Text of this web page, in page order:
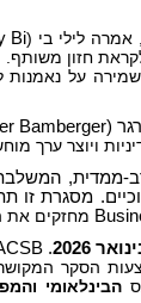
לילי בי (Bi
חזון משותף.
על נאמנות
(
Bamberger
ויוצר ערך
המשלבת
מסגרת זו
מחזקים
.
הסקר
הבינלאומי